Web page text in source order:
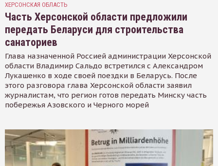
ХЕРСОНСКАЯ ОБЛАСТЬ
Часть Херсонской области предложили
передать Беларуси для строительства
санаториев
Глава назначенной Россией администрации Херсонской
области Владимир Сальдо встретился с Александром
Лукашенко в ходе своей поездки в Беларусь. После
этого разговора глава Херсонской области заявил
журналистам, что регион готов передать Минску часть
побережья Азовского и Черного морей